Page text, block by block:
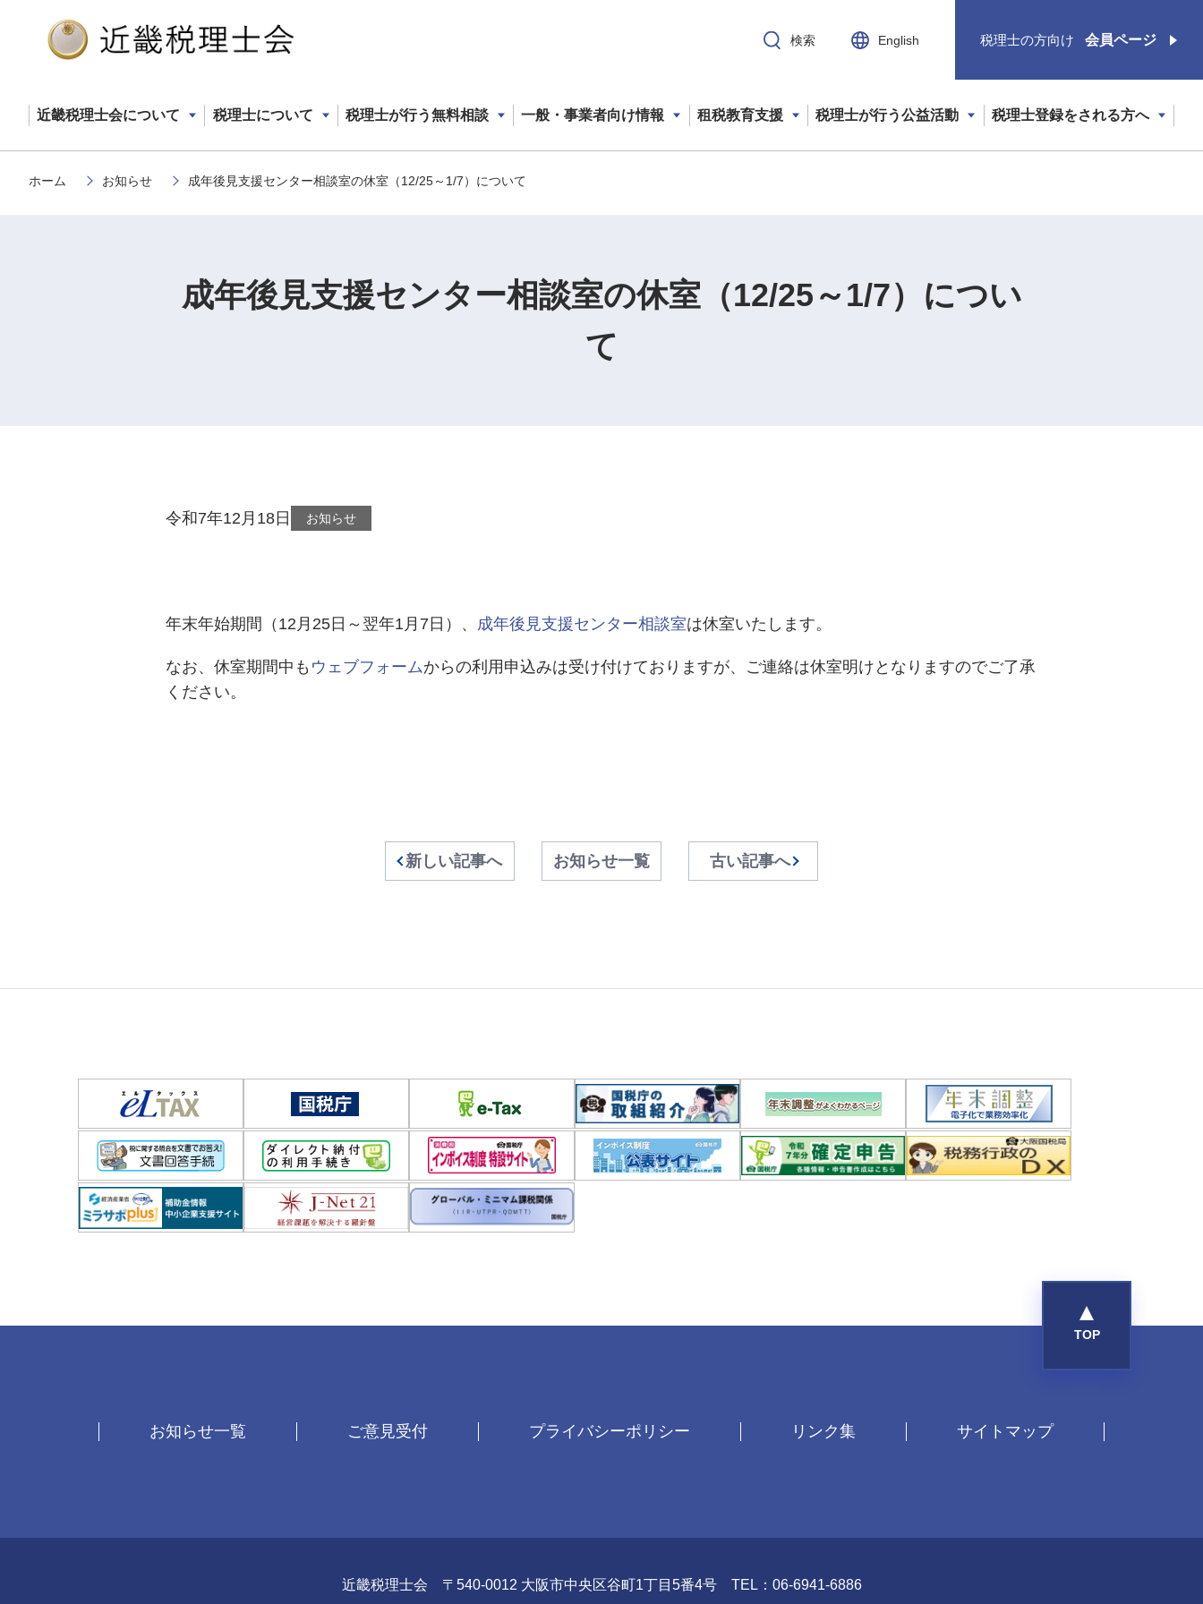
検索 English 税理士の方向け 会員ページ
近畿税理士会について 税理士について 税理士が行う無料相談 一般・事業者向け情報 租税教育支援 税理士が行う公益活動 税理士登録をされる方へ
ホーム お知らせ 成年後見支援センター相談室の休室（12/25～1/7）について
成年後見支援センター相談室の休室（12/25～1/7）につい
て
令和7年12月18日 お知らせ
年末年始期間（12月25日～翌年1月7日）、 成年後見支援センター相談室は休室いたします。
なお、休室期間中も ウェブフォームからの利用申込みは受け付けておりますが、ご連絡は休室明けとなりますのでご了承
ください。
新しい記事へ お知らせ一覧 古い記事へ
お知らせ一覧 ご意見受付 プライバシーポリシー リンク集 サイトマップ
近畿税理士会 〒540-0012 大阪市中央区谷町1丁目5番4号 TEL：06-6941-6886